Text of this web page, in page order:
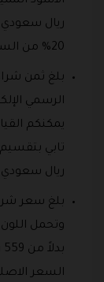
20% من السعر الأصلي .
بلغ ثمن
يمكنكم
ريال سعودي
بلغ سعر
السعر